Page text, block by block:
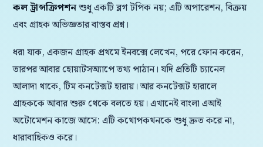
কল ট্রান্সক্রিপশনশুধু একটি ব্লগ টপিক নয়; এটি অপারেশন, বিক্রয়
এবং গ্রাহক অভিজ্ঞতার বাস্তব প্রশ্ন।
ধরা যাক, একজন গ্রাহক প্রথমে ইনবক্সে লেখেন, পরে ফোন করেন,
তারপর আবার হোয়াটসঅ্যাপে তথ্য পাঠান। যদি প্রতিটি চ্যানেল
আলাদা থাকে, টিম কনটেক্সট হারায়। আর কনটেক্সট হারালে
গ্রাহককে আবার শুরু থেকে বলতে হয়। এখানেই বাংলা এআই
অটোমেশন কাজে আসে: এটি কথোপকথনকে শুধু দ্রুত করে না,
ধারাবাহিকও করে।